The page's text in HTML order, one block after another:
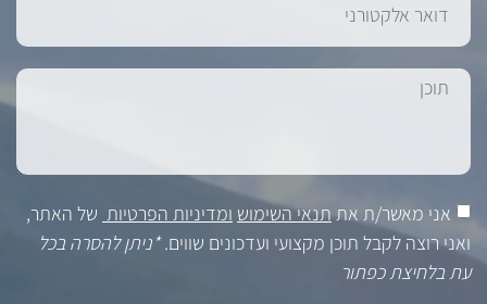
אני מאשר/ת אתתנאי השימוש ומדיניות הפרטיות של האתר,
ואני רוצה לקבל תוכן מקצועי ועדכונים שווים.*ניתן להסרה בכל
עת בלחיצת כפתור